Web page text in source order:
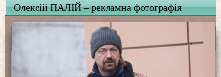
Олексій ПАЛІЙ – рекламна фотографія